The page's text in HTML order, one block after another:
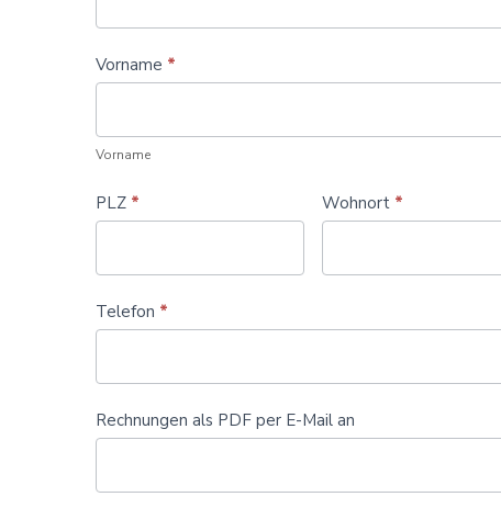
n
t
a
c
t
U
s
Vorname *
Vorname
PLZ * Wohnort *
Telefon *
Rechnungen als PDF per E-Mail an